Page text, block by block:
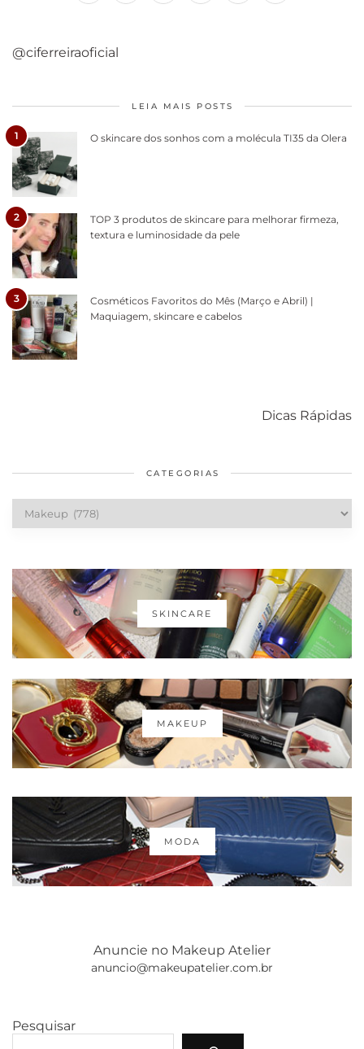
@ciferreiraoficial
LEIA MAIS POSTS
1 O skincare dos sonhos com a molécula TI35 da Olera
2
TOP 3 produtos de skincare para melhorar firmeza,
textura e luminosidade da pele
3
Cosméticos Favoritos do Mês (Março e Abril) |
Maquiagem, skincare e cabelos
Dicas Rápidas
diários
cabelos
CATEGORIAS
SKINCARE
MAKEUP
MODA
Anuncie no Makeup Atelier
anuncio@makeupatelier.com.br
Pesquisar